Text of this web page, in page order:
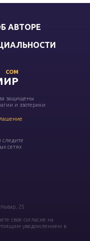
АВТОРЕ
COM
защищены
и эзотерики
следите
сетях
25
свое согласие на
уведомлением в